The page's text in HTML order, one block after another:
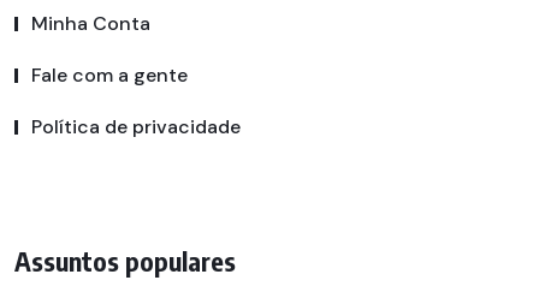
Minha Conta
Fale com a gente
Política de privacidade
Assuntos populares